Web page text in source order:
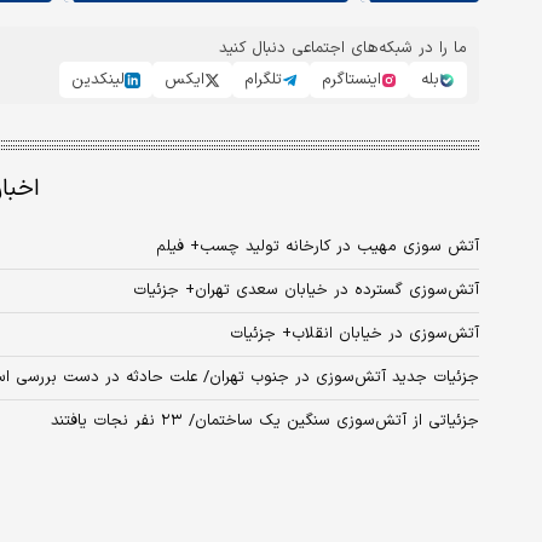
ما را در شبکه‌های اجتماعی دنبال کنید
بله
اینستاگرم تلگرام ایکس لینکدین
آتش‌ سوزی مهیب در کارخانه تولید چسب+ فیلم
آتش‌سوزی گسترده در خیابان سعدی تهران+ جزئیات
آتش‌سوزی در خیابان انقلاب+ جزئیات
جزئیات جدید آتش‌سوزی در جنوب تهران/ علت حادثه در دست بررسی
جزئیاتی از آتش‌سوزی سنگین یک ساختمان/ ۲۳ نفر نجات یافتند